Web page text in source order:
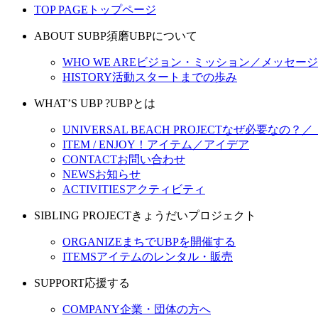
TOP PAGE トップページ
ABOUT SUBP須磨UBPについて
WHO WE ARE ビジョン・ミッション／メッセージ
HISTORY活動スタートまでの歩み
WHAT’S UBP ?UBPとは
UNIVERSAL BEACH PROJECTなぜ必要なの？／
ITEM / ENJOY！ アイテム／アイデア
CONTACTお問い合わせ
NEWSお知らせ
ACTIVITIESアクティビティ
SIBLING PROJECTきょうだいプロジェクト
ORGANIZE まちでUBPを開催する
ITEMSアイテムのレンタル・販売
SUPPORT応援する
COMPANY企業・団体の方へ